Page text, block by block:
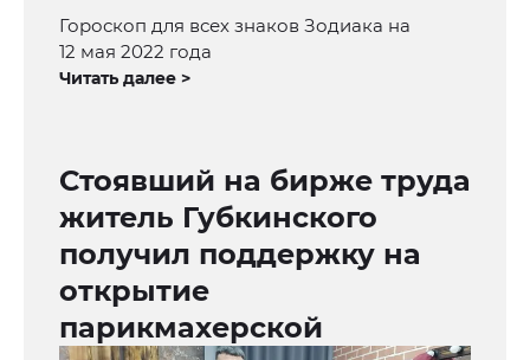
Гороскоп для всех знаков Зодиака на
12 мая 2022 года
Читать далее >
Стоявший на бирже труда
житель Губкинского
получил поддержку на
открытие
парикмахерской